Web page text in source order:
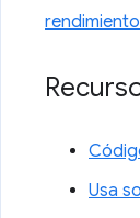
rendimiento
Usa